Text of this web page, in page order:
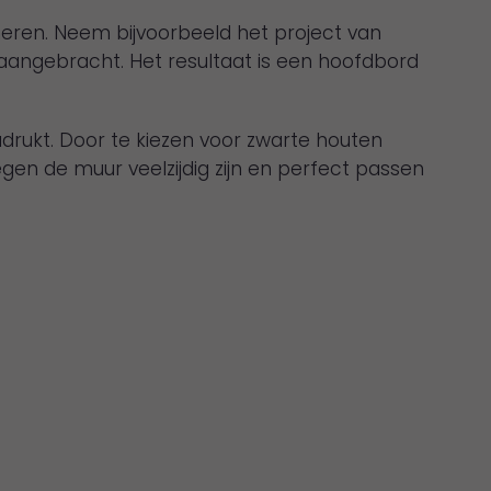
Neem bijvoorbeeld het project van
Het resultaat is een hoofdbord
Door te kiezen voor zwarte houten
de muur veelzijdig zijn en perfect passen